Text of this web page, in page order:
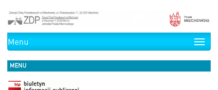
Toggle
Menu
MENU